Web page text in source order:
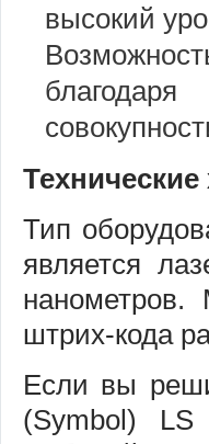
высокий
Технические
Тип
является
нанометров.
штрих-кода
Если вы
(Symbol) LS